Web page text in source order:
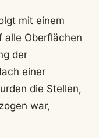
mit einem
alle Oberflächen
der
einer
die Stellen,
war,